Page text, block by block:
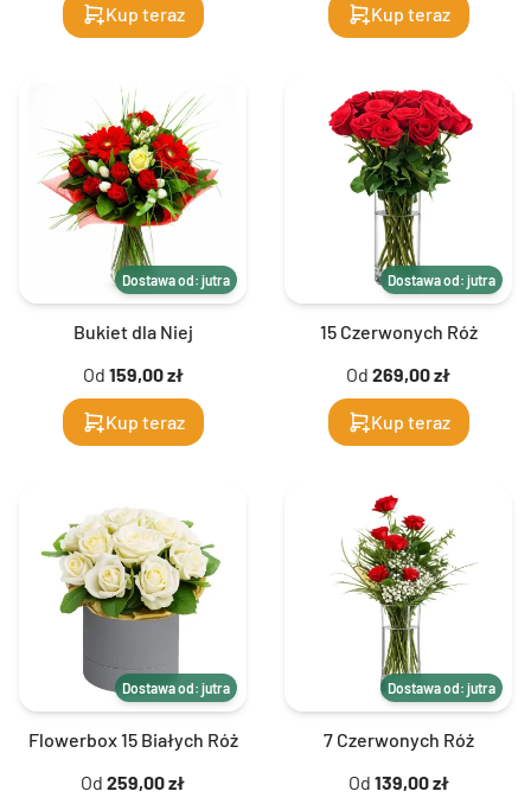
Kup teraz Kup teraz
Dostawa od: jutra
Bukiet dla Niej
Od 159,00 zł
Kup teraz
Dostawa od: jutra
15 Czerwonych Róż
Od 269,00 zł
Kup teraz
Dostawa od: jutra
Flowerbox 15 Białych Róż
Od 259,00 zł
Dostawa od: jutra
7 Czerwonych Róż
Od 139,00 zł